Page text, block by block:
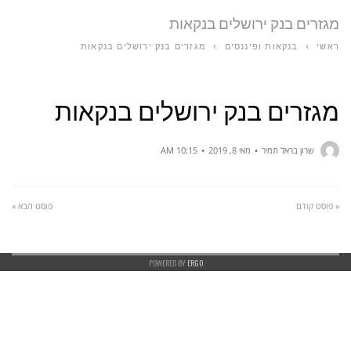
מגזרים בנק ירושלים בנקאות
ראשי › בנקאות ופיננסים › מגזרים בנק ירושלים בנקאות
מגזרים בנק ירושלים בנקאות
שרון בראל תמיר מאי 8, 2019 10:15 AM
« פוסט קודם פוסט הבא »
POWERED BY ERGO